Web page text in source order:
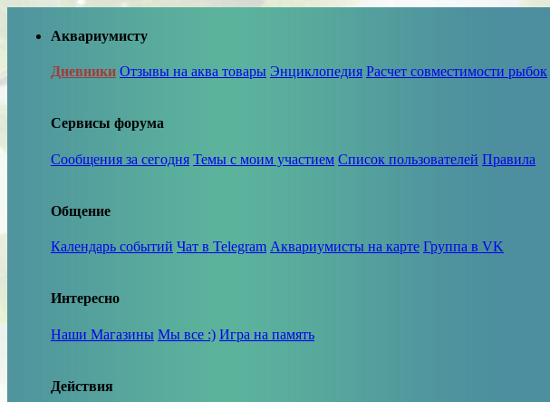
Аквариумисту
Дневники Отзывы на аква товары Энциклопедия Расчет совместимости рыбок
Сервисы форума
Сообщения за сегодня Темы с моим участием Список пользователей Правила
Общение
Календарь событий Чат в Telegram Аквариумисты на карте Группа в VK
Интересно
Наши Магазины Мы все :) Игра на память
Действия